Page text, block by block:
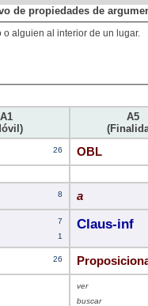
de propiedades de
alguien al interior de un lugar.
A1
A5
26 OBL
8 a
7
1
Claus-inf
26
ver
buscar